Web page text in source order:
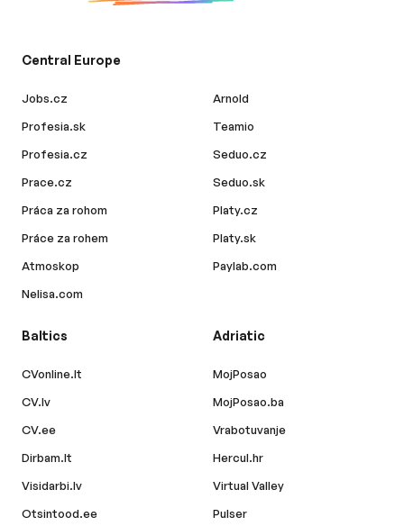
Central Europe
Jobs.cz
Profesia.sk
Profesia.cz
Prace.cz
Práca za rohom
Práce za rohem
Atmoskop
Nelisa.com
Arnold
Teamio
Seduo.cz
Seduo.sk
Platy.cz
Platy.sk
Paylab.com
Baltics
CVonline.lt
CV.lv
CV.ee
Dirbam.lt
Visidarbi.lv
Otsintood.ee
Adriatic
MojPosao
MojPosao.ba
Vrabotuvanje
Hercul.hr
Virtual Valley
Pulser